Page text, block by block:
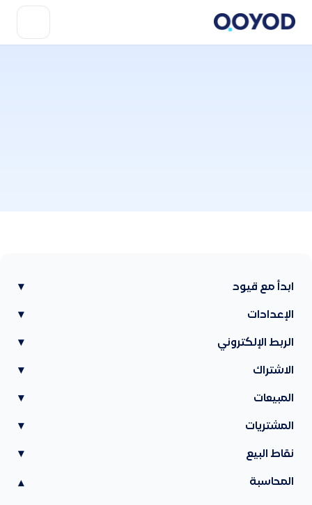
ابدأ مع قيود ▾
الإعدادات ▾
الربط الإلكتروني ▾
الاشتراك ▾
المبيعات ▾
المشتريات ▾
نقاط البيع ▾
المحاسبة ▾